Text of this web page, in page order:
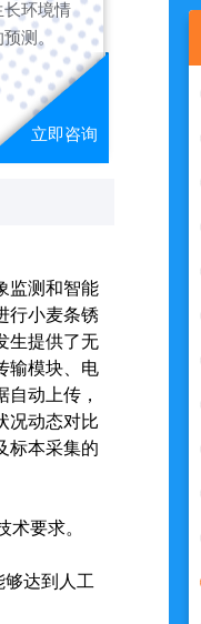
长环境情
测。
监测和智能
行小麦条锈
生提供了无
输模块、电
动上传，
况动态对比
标本采集的
术要求。
够达到人工